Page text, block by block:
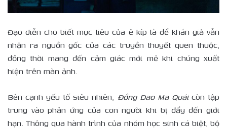
Đạo diễn cho biết mục tiêu của ê-kíp là để khán giả vẫn
nhận ra nguồn gốc của các truyền thuyết quen thuộc,
đồng thời mang đến cảm giác mới mẻ khi chúng xuất
hiện trên màn ảnh.
Bên cạnh yếu tố siêu nhiên, Đồng Dao Ma Quáicòn tập
trung vào phản ứng của con người khi bị đẩy đến giới
hạn. Thông qua hành trình của nhóm học sinh cá biệt, bộ